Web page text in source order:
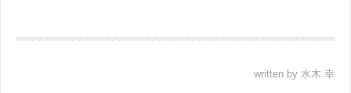
written by 水木 幸